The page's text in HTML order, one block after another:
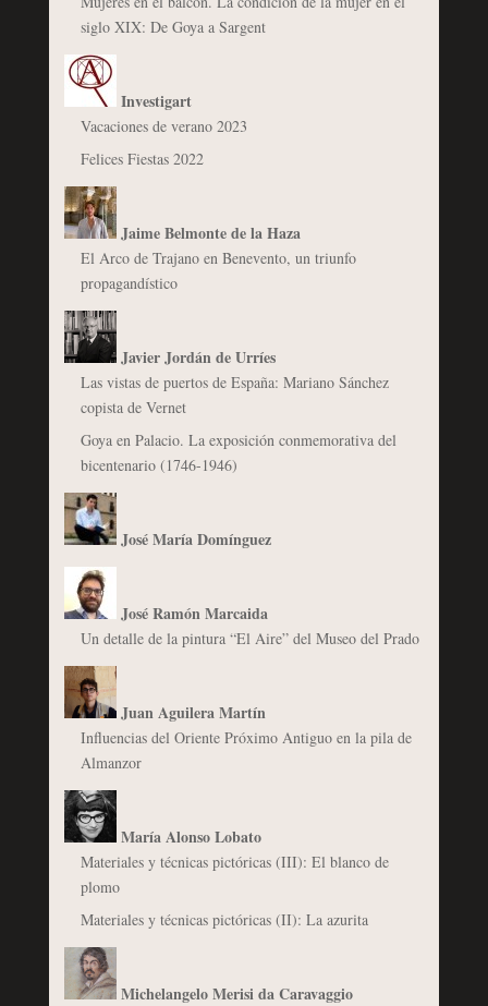
siglo XIX: De Goya a Sargent
Investigart
Vacaciones de verano 2023
Felices Fiestas 2022
Jaime Belmonte de la Haza
El Arco de Trajano en Benevento, un triunfo
propagandístico
Javier Jordán de Urríes
Las vistas de puertos de España: Mariano Sánchez
copista de Vernet
Goya en Palacio. La exposición conmemorativa del
bicentenario (1746-1946)
José María Domínguez
José Ramón Marcaida
Un detalle de la pintura “El Aire” del Museo del Prado
Juan Aguilera Martín
Influencias del Oriente Próximo Antiguo en la pila de
Almanzor
María Alonso Lobato
Materiales y técnicas pictóricas (III): El blanco de
plomo
Materiales y técnicas pictóricas (II): La azurita
Michelangelo Merisi da Caravaggio